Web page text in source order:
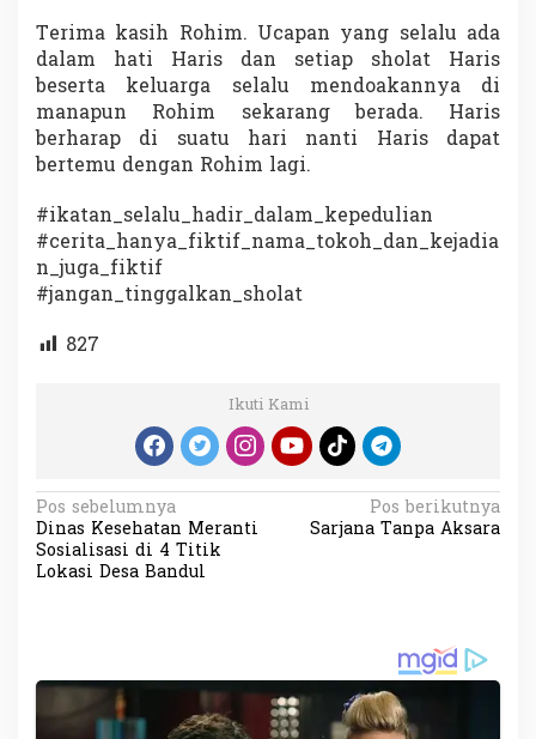
Terima kasih Rohim. Ucapan yang selalu ada
dalam hati Haris dan setiap sholat Haris
beserta keluarga selalu mendoakannya di
manapun Rohim sekarang berada. Haris
berharap di suatu hari nanti Haris dapat
bertemu dengan Rohim lagi.
#ikatan_selalu_hadir_dalam_kepedulian
#cerita_hanya_fiktif_nama_tokoh_dan_kejadia
n_juga_fiktif
#jangan_tinggalkan_sholat
827
Ikuti Kami
N
a
v
a
s
Pos sebelumnya
Dinas Kesehatan Meranti
Sosialisasi di 4 Titik
Lokasi Desa Bandul
Pos berikutnya
Sarjana Tanpa Aksara